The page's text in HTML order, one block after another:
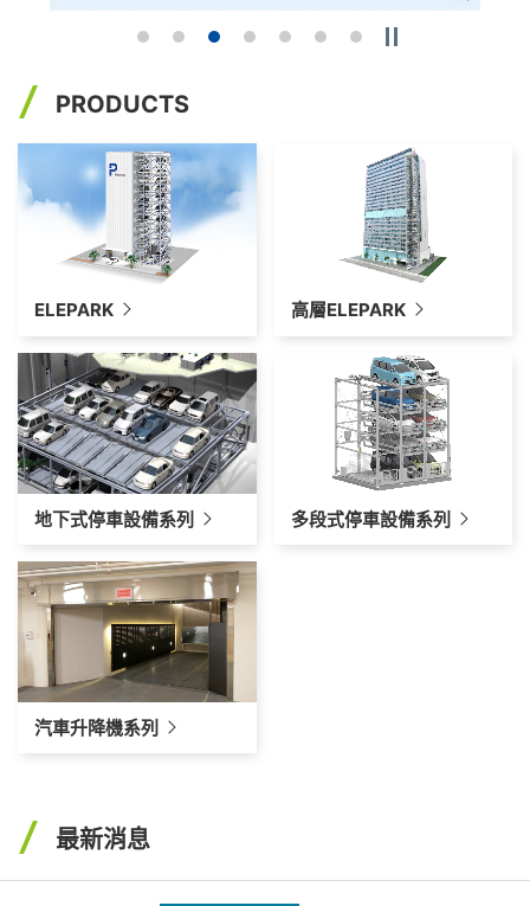
PRODUCTS
ELEPARK 高層ELEPARK
地下式停車設備系列 多段式停車設備系列
汽車升降機系列
最新消息